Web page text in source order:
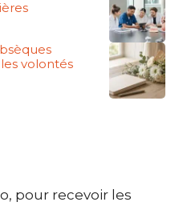
volontés
pour recevoir les